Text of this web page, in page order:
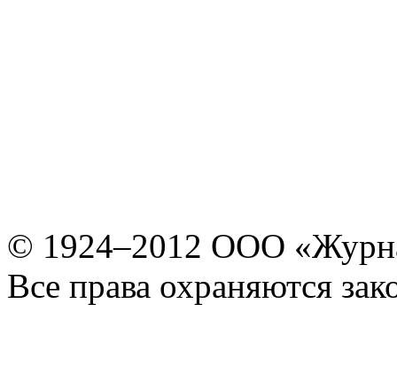
© 1924–2012 ООО
Все права охраняются